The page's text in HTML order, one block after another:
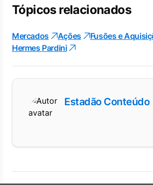
Tópicos relacionados
Mercados Ações
Fusões e
Hermes Pardini
Estadão Conteúdo